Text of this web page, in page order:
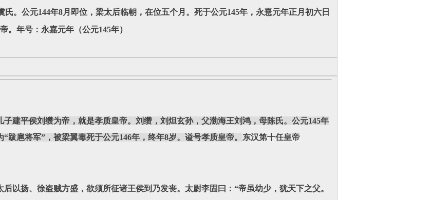
。公元144年8月即位，梁太后临朝，在位五个月。死于公元145年，永憙元年正月初六日
。年号：永嘉元年（公元145年）
子建平侯刘缵为帝，就是孝质皇帝。刘缵，刘炟玄孙，父渤海王刘鸿，母陈氏。公元145年
跋扈将军”，被梁翼毒死于公元146年，终年8岁。谥号孝质皇帝。 东汉第十任皇帝
扬、徐盗贼方盛，欲须所征诸王侯到乃发丧。太尉李固曰：“帝虽幼少，犹天下之父。